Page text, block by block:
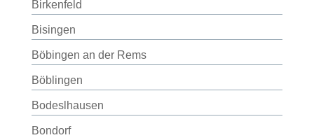
Birkenfeld
Bisingen
Böbingen an der Rems
Böblingen
Bodeslhausen
Bondorf